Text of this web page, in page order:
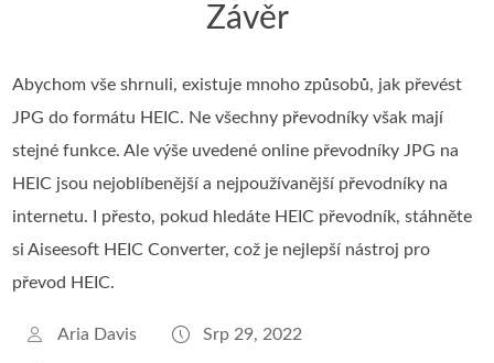
Závěr
Abychom vše shrnuli, existuje mnoho způsobů, jak převést
JPG do formátu HEIC. Ne všechny převodníky však mají
stejné funkce. Ale výše uvedené online převodníky JPG na
HEIC jsou nejoblíbenější a nejpoužívanější převodníky na
internetu. I přesto, pokud hledáte HEIC převodník, stáhněte
si Aiseesoft HEIC Converter, což je nejlepší nástroj pro
převod HEIC.
Aria Davis Srp 29, 2022